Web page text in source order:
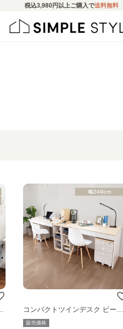
税込3,980円 以上ご購入で送料無料
コンパクトツインデスク ビーチ
／ホワイト FJ-009-IR
販売価格